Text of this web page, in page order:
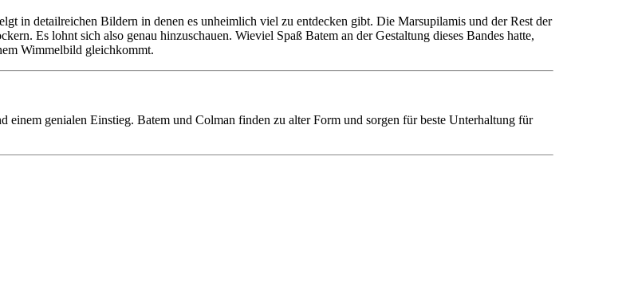
in detailreichen Bildern in denen es unheimlich viel zu entdecken gibt. Die Marsupilamis und der Rest der
Es lohnt sich also genau hinzuschauen. Wieviel Spaß Batem an der Gestaltung dieses Bandes hatte,
Wimmelbild gleichkommt.
genialen Einstieg. Batem und Colman finden zu alter Form und sorgen für beste Unterhaltung für